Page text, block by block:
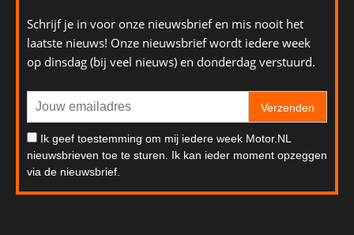
Schrijf je in voor onze nieuwsbrief en mis nooit het
laatste nieuws! Onze nieuwsbrief wordt iedere week
op dinsdag (bij veel nieuws) en donderdag verstuurd.
Verzenden
Ik geef toestemming om mij iedere week Motor.NL
nieuwsbrieven toe te sturen. Ik kan ieder moment opzeggen
via de nieuwsbrief.